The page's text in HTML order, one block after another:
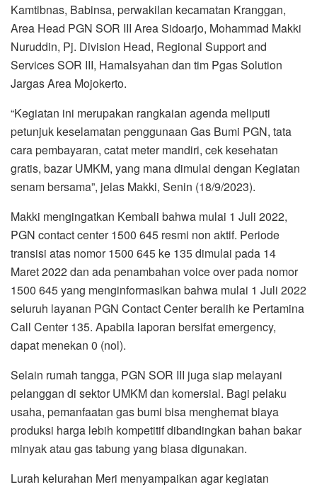
Kamtibnas, Babinsa, perwakilan kecamatan Kranggan,
Area Head PGN SOR III Area Sidoarjo, Mohammad Makki
Nuruddin, Pj. Division Head, Regional Support and
Services SOR III, Hamalsyahan dan tim Pgas Solution
Jargas Area Mojokerto.
“Kegiatan ini merupakan rangkaian agenda meliputi
petunjuk keselamatan penggunaan Gas Bumi PGN, tata
cara pembayaran, catat meter mandiri, cek kesehatan
gratis, bazar UMKM, yang mana dimulai dengan Kegiatan
senam bersama”, jelas Makki, Senin (18/9/2023).
Makki mengingatkan Kembali bahwa mulai 1 Juli 2022,
PGN contact center 1500 645 resmi non aktif. Periode
transisi atas nomor 1500 645 ke 135 dimulai pada 14
Maret 2022 dan ada penambahan voice over pada nomor
1500 645 yang menginformasikan bahwa mulai 1 Juli 2022
seluruh layanan PGN Contact Center beralih ke Pertamina
Call Center 135. Apabila laporan bersifat emergency,
dapat menekan 0 (nol).
Selain rumah tangga, PGN SOR III juga siap melayani
pelanggan di sektor UMKM dan komersial. Bagi pelaku
usaha, pemanfaatan gas bumi bisa menghemat biaya
produksi harga lebih kompetitif dibandingkan bahan bakar
minyak atau gas tabung yang biasa digunakan.
Lurah kelurahan Meri menyampaikan agar kegiatan